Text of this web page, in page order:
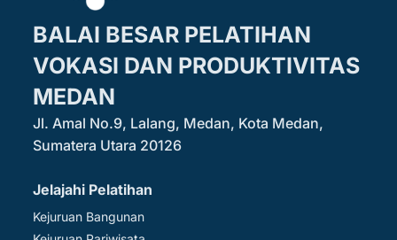
BALAI BESAR PELATIHAN
VOKASI DAN PRODUKTIVITAS
MEDAN
Jl. Amal No.9, Lalang, Medan, Kota Medan,
Sumatera Utara 20126
Jelajahi Pelatihan
Kejuruan Bangunan